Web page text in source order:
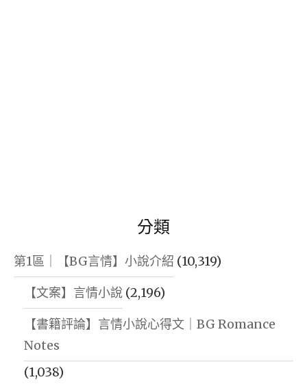
分類
第1區｜【BG言情】小說介紹 (10,319)
【文案】言情小說 (2,196)
【書籍評論】言情小說心得文｜BG Romance
Notes
(1,038)